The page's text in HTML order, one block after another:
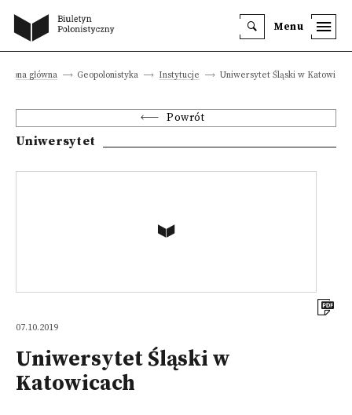
Menu
Strona główna Geopolonistyka Instytucje Uniwersytet Śląski w
Powrót
Uniwersytet
07.10.2019
Uniwersytet Śląski w
Katowicach